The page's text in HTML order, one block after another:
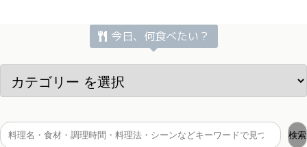
今日、何食べたい？
検索